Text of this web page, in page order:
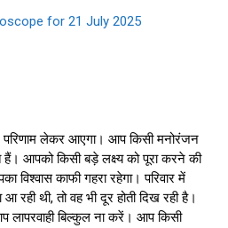
लेकर आएगा। आप किसी मनोरंजन
आपको किसी बड़े लक्ष्य को पूरा करने की
काफी गहरा रहेगा। परिवार में
रही थी, तो वह भी दूर होती दिख रही है।
बिल्कुल ना करें। आप किसी